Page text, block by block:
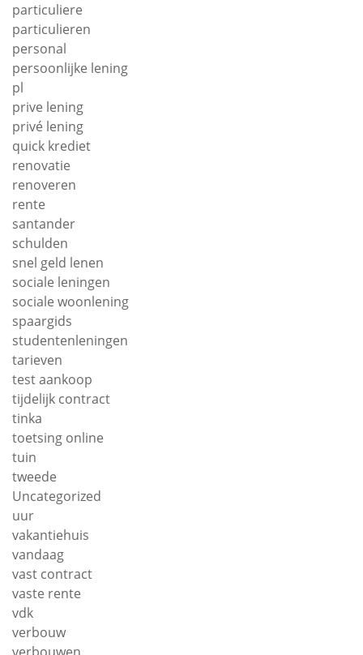
particuliere
particulieren
personal
persoonlijke lening
pl
prive lening
privé lening
quick krediet
renovatie
renoveren
rente
santander
schulden
snel geld lenen
sociale leningen
sociale woonlening
spaargids
studentenleningen
tarieven
test aankoop
tijdelijk contract
tinka
toetsing online
tuin
tweede
Uncategorized
uur
vakantiehuis
vandaag
vast contract
vaste rente
vdk
verbouw